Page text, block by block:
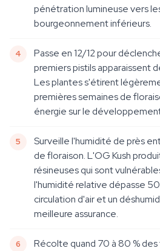
pénétration lumineuse vers
bourgeonnement inférieurs.
Passe en 12/12 pour
premiers pistils apparaissent
Les plantes s'étirent
premières semaines de
énergie sur le
Surveille l'humidité de près
de floraison. L'OG Kush
résineuses qui sont
l'humidité relative dépasse
circulation d'air et un
meilleure assurance.
Récolte quand 70 à 80 %